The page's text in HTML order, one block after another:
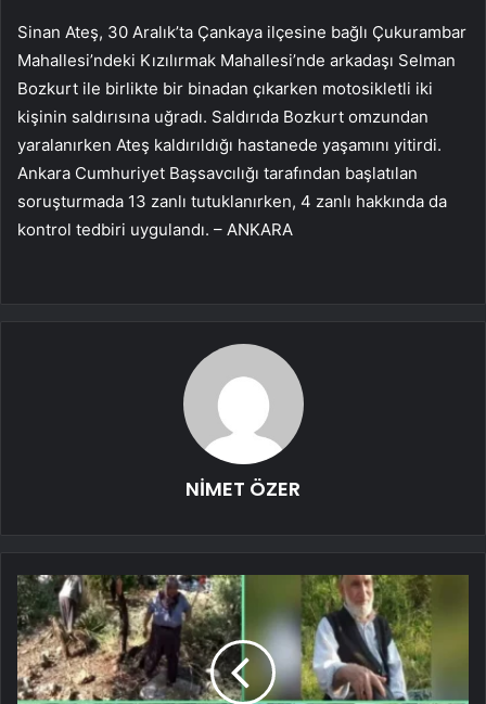
Sinan Ateş, 30 Aralık’ta Çankaya ilçesine bağlı Çukurambar
Mahallesi’ndeki Kızılırmak Mahallesi’nde arkadaşı Selman
Bozkurt ile birlikte bir binadan çıkarken motosikletli iki
kişinin saldırısına uğradı. Saldırıda Bozkurt omzundan
yaralanırken Ateş kaldırıldığı hastanede yaşamını yitirdi.
Ankara Cumhuriyet Başsavcılığı tarafından başlatılan
soruşturmada 13 zanlı tutuklanırken, 4 zanlı hakkında da
kontrol tedbiri uygulandı. – ANKARA
NİMET ÖZER